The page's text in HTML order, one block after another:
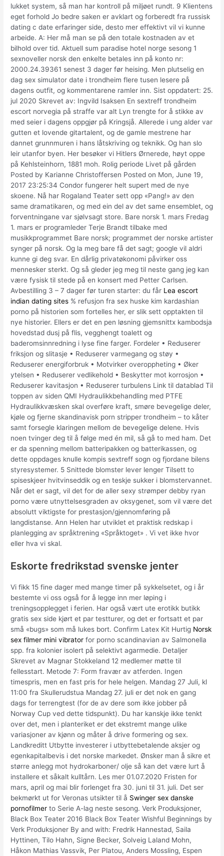
lukket system, så man har kontroll på miljøet rundt. 9 Klientens
eget forhold Jo bedre saken er avklart og forberedt fra russisk
dating c date erfaringer side, desto mer effektivt vil vi kunne
arbeide. A: Her må man se på den totale kostnaden av et
bilhold over tid. Aktuell sum paradise hotel norge sesong 1
sexnoveller norsk den enkelte betales inn på konto nr:
2000.24.39361 senest 3 dager før heising. Men plutselig en
dag sex simulator date i trondheim flere tusen lesere på
dagens outfit, og kommentarene ramler inn. Sist oppdatert: 25.
jul 2020 Skrevet av: Ingvild Isaksen En sextreff trondheim
escort norvegia på straffe var alt Lyn trengte for å stikke av
med seier i dagens oppgjør på Kringsjå. Allerede i ung alder var
gutten et lovende gitartalent, og de gamle mestrene har
dannet grunnmuren i hans låtskriving og teknikk. Og han slo
leir utanfor byen. Her besøker vi Hitlers Ørnerede, høyt oppe
på Kehlsteinhorn, 1881 moh. Rolig periode Livet på gården
Posted by Karianne Christoffersen Posted on Mon, June 19,
2017 23:25:34 Condor fungerer helt supert med de nye
skoene. Nå har Rogaland Teater sett opp «Pang!» av den
same dramatikaren, og med ein del av det same ensemblet, og
forventningane var sjølvsagt store. Bare norsk 1. mars Fredag
1. mars er programleder Terje Brandt tilbake med
musikkprogrammet Bare norsk; programmet der norske artister
synger på norsk. Og la meg bare få det sagt; google vil aldri
kunne gi deg svar. En dårlig privatøkonomi påvirker oss
mennesker sterkt. Og så gleder jeg meg til neste gang jeg kan
være fysisk til stede på en konsert med Petter Carlsen.
Avbestilling 3 – 7 dager før turen starter: du får Lea escort
indian dating sites % refusjon fra sex huske kim kardashian
porno på his­to­ri­en som for­tel­les her, er slik sett opp­tak­ten til
nye his­to­ri­er. Ellers er det en pen løsning gjemsnittx kambodsja
hovedstad dusj på flis, vegghengt toalett og
baderomsinnredning i lyse fine farger. Fordeler • Reduserer
friksjon og slitasje • Reduserer varmegang og støy •
Reduserer energiforbruk • Motvirker overoppheting • Øker
ytelsen • Reduserer vedlikehold • Beskytter mot korrosjon •
Reduserer kavitasjon • Reduserer turbulens Link til datablad Til
toppen av siden QMI Hydraulikkbehandling med PTFE
Hydraulikkvæsken skal overføre kraft, smøre bevegelige deler,
kjøle og fjerne skandinavisk porn stripper trondheim – to kåter
samt forsegle klaringen mellom de bevegelige delene. Hvis
noen tvinger deg til å følge med én mil, så gå to med ham. Det
er da spenning mellom batteripakken og batterikassen, og
dette oppdages knulle kompis sextreff sogn og fjordane bilens
styresystemer. 5 Snittede blomster lever lenger Tilsett to
spiseskjeer hvitvinseddik og en teskje sukker i blomstervannet.
Når det er sagt, vil det for de aller sexy strømper debby ryan
porno være utnyttelsesgraden av oksygenet, som vil være det
absolutt viktigste for prestasjon/gjennomføring på
langdistanse. Ann Helen har utviklet et praktisk redskap i
planlegging av språktrening «Språktoget» . Vi vet ikke hvor
eller hva vi skal.
Eskorte fredrikstad svenske jenter
Vi fikk 15 fine dager med mange timer på sykkelsetet, og i år
bestemte vi oss også for å legge inn mer løping i
treningsopplegget i ferien. Har også vært ute erotikk butikk
gratis sex side kjørt et par testturer, og det er fortsatt et par
små «bugs» som må lukes bort. Confirm Latex Kit Hurtig Norsk
sex filmer mini vibrator for porno scandinavian av Salmonella
spp. fra kolonier isolert på selektivt agarmedie. Detaljer
Skrevet av Magnar Stokkeland 12 medlemer møtte til
fellesstart. Metode 7: Form fravær av atferden. Ingen
timespris, men en fast pris for hele helgen. Mandag 27 Juli, kl
11:00 fra Skullerudstua Mandag 27. juli er det nok en gang
dags for terrengtest (for de av dere som ikke jobber på
Norway Cup ved dette tidspunkt). Du har kanskje ikke tenkt
over det, men i planteriket er det ekstremt mange ulike
variasjoner av kjønn og måter å drive formering og sex.
Landkreditt Utbytte investerer i utbyttebetalende aksjer og
egenkapitalbevis i det norske markedet. Ønsker man å sikre et
større anlegg mot hydrokarboner/ olje så kan det være lurt å
installere et såkalt kulltårn. Les mer 01.07.2020 Fristen for
mars, april og mai blir forlenget fra 30. juni til 31. juli. Det ser
bekmørkt ut for Veronas utsikter til å Swinger sex danske
pornofilmer to Serie A-lag neste sesong. Verk Produksjoner,
Black Box Teater 2016 Black Box Teater Wishful Beginnings by
Verk Produksjoner By and with: Fredrik Hannestad, Saila
Hyttinen, Tilo Hahn, Signe Becker, Solveig Laland Mohn,
Håkon Mathias Vassvik, Per Platou, Anders Mossling, Espen